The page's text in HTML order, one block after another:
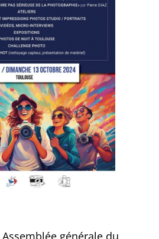
générale du